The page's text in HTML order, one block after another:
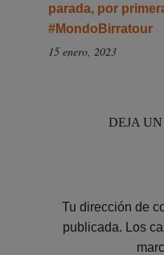
parada, por
#MondoBirratour
15 enero, 2023
DEJA
Tu dirección de
publicada. Los